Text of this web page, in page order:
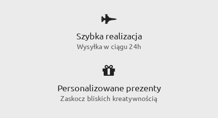
Szybka realizacja
Wysyłka w ciągu 24h
Personalizowane prezenty
Zaskocz bliskich kreatywnością